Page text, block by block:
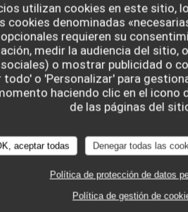
utilizan cookies en este sitio,
cookies denominadas
requieren su
medir la audiencia del
o mostrar publicidad o
todo' o 'Personalizar' para
haciendo clic en el icono
de las páginas del
aceptar todas Denegar todas las
Política de protección de datos
Política de gestión de
RESTAURANTE
45 RUE DE LA MONNAIE